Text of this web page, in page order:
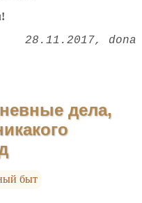
28.11.2017 dona
дела,
быт